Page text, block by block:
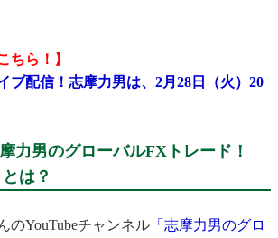
ちら！】
ブ配信！志摩力男は、2月28日（火）20
力男のグローバルFXトレード！
は？
YouTubeチャンネル 「志摩力男のグロ